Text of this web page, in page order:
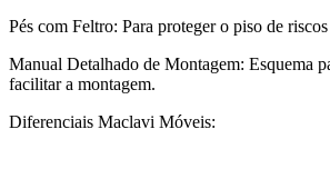
Pés com Feltro: Para proteger o piso de
Manual Detalhado de Montagem: Esquema
facilitar a montagem.
Diferenciais Maclavi Móveis: